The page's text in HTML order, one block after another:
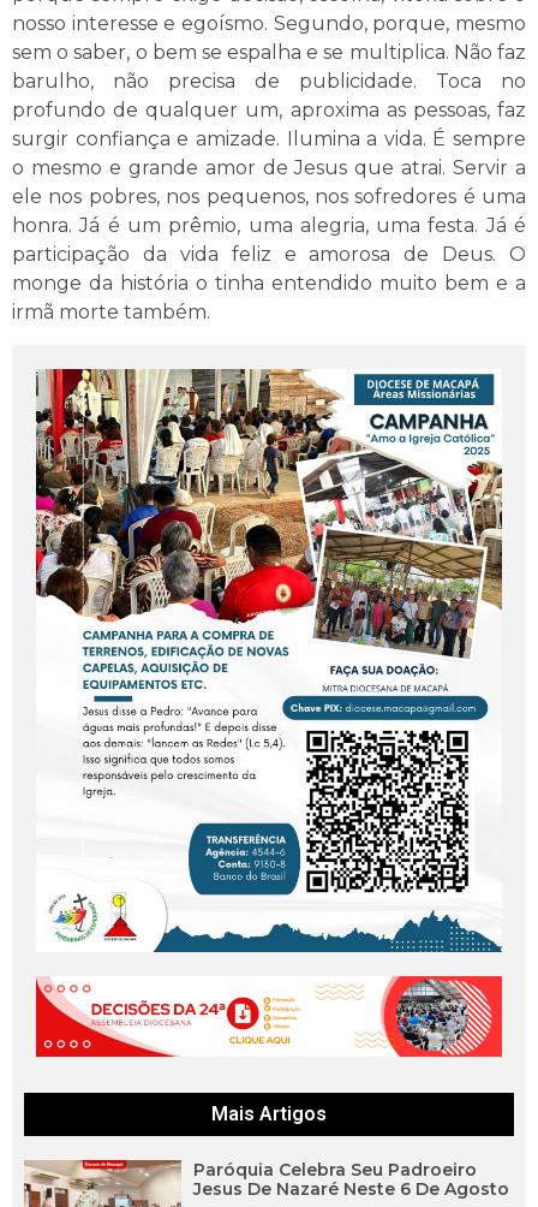
nosso interesse e egoísmo. Segundo, porque, mesmo
sem o saber, o bem se espalha e se multiplica. Não faz
barulho, não precisa de publicidade. Toca no
profundo de qualquer um, aproxima as pessoas, faz
surgir confiança e amizade. Ilumina a vida. É sempre
o mesmo e grande amor de Jesus que atrai. Servir a
ele nos pobres, nos pequenos, nos sofredores é uma
honra. Já é um prêmio, uma alegria, uma festa. Já é
participação da vida feliz e amorosa de Deus. O
monge da história o tinha entendido muito bem e a
irmã morte também.
Mais Artigos
Paróquia Celebra Seu Padroeiro
Jesus De Nazaré Neste 6 De Agosto